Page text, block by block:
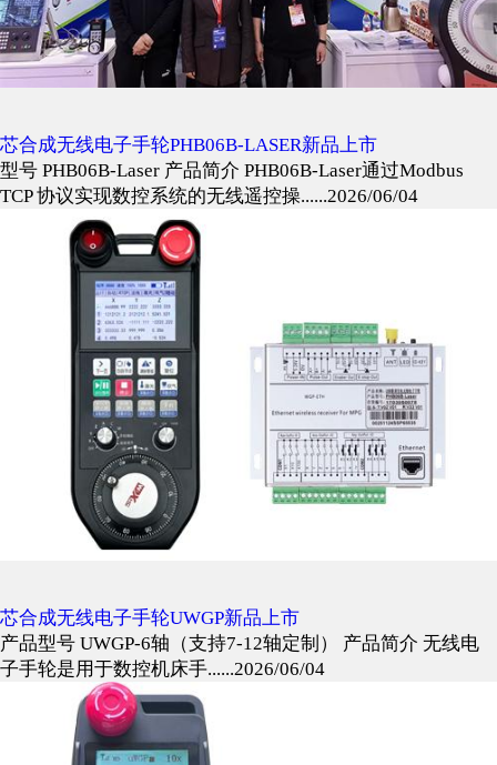
芯合成无线电子手轮PHB06B-LASER新品上市
型号 PHB06B-Laser 产品简介 PHB06B-Laser通过Modbus
TCP 协议实现数控系统的无线遥控操......2026/06/04
芯合成无线电子手轮UWGP新品上市
产品型号 UWGP-6轴（支持7-12轴定制） 产品简介 无线电
子手轮是用于数控机床手......2026/06/04